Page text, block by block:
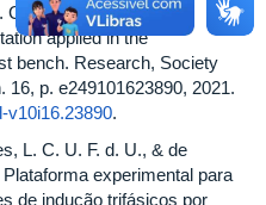
.; RAMOS, G. E. O.;
applied in the
bench. Research, Society
16, p. e249101623890, 2021.
v10i16.23890.
L. C. U. F. d. U., & de
experimental para
de indução trifásicos por